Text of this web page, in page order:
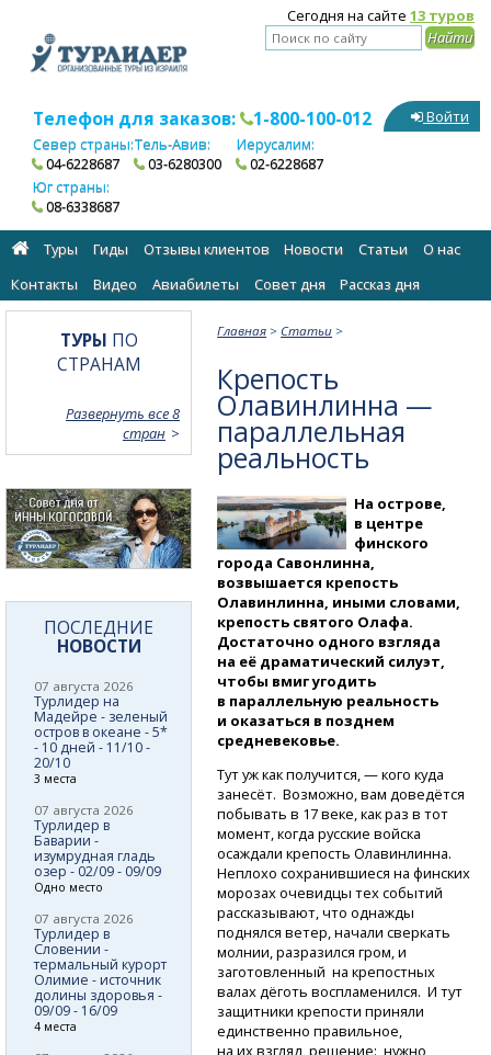
Сегодня на сайте 13 туров
Телефон для заказов: 1-800-100-012
Север страны:
04-6228687
Тель-Авив:
03-6280300
Иерусалим:
02-6228687
Юг страны:
08-6338687
Войти
Туры Гиды Отзывы клиентов Новости Статьи
О нас
Контакты
Видео Авиабилеты Cовет дня Рассказ дня
Главная > Статьи >
Крепость
Олавинлинна —
параллельная
реальность
На острове,
в центре
финского
города Савонлинна,
возвышается крепость
Олавинлинна, иными словами,
крепость святого Олафа.
Достаточно одного взгляда
на её драматический силуэт,
чтобы вмиг угодить
в параллельную реальность
и оказаться в позднем
средневековье.
Тут уж как получится, — кого куда
занесёт. Возможно, вам доведётся
побывать в 17 веке, как раз в тот
момент, когда русские войска
осаждали крепость Олавинлинна.
Неплохо сохранившиеся на финских
морозах очевидцы тех событий
рассказывают, что однажды
поднялся ветер, начали сверкать
молнии, разразился гром, и
заготовленный на крепостных
валах дёготь воспламенился. И тут
защитники крепости приняли
единственно правильное,
на их взгляд, решение: нужно
ТУРЫ ПО
СТРАНАМ
Развернуть все 8
стран
ПОСЛЕДНИЕ
НОВОСТИ
07 августа 2026
Турлидер на
Мадейре - зеленый
остров в океане - 5*
- 10 дней - 11/10 -
20/10
3 места
07 августа 2026
Турлидер в
Баварии -
изумрудная гладь
озер - 02/09 - 09/09
Одно место
07 августа 2026
Турлидер в
Словении -
термальный курорт
Олимие - источник
долины здоровья -
09/09 - 16/09
4 места